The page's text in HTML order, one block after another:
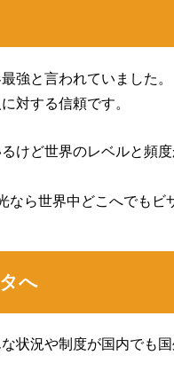
強と言われていました。
対する信頼です。
けど世界のレベルと頻
なら世界中どこへでもビ
へ
状況や制度が国内でも国